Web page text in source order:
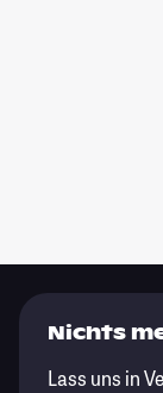
Nichts
Lass uns in